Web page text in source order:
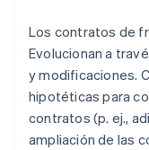
Los contratos de
Evolucionan a
y modificaciones.
hipotéticas para
contratos (p. ej.,
ampliación de las